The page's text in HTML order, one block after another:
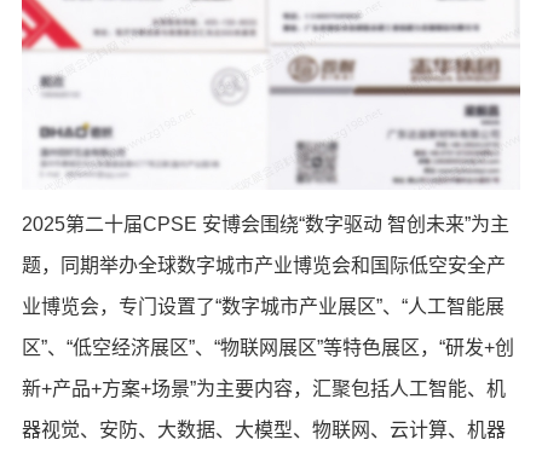
2025第二十届CPSE 安博会围绕“数字驱动 智创未来”为主
题，同期举办全球数字城市产业博览会和国际低空安全产
业博览会，专门设置了“数字城市产业展区”、“人工智能展
区”、“低空经济展区”、“物联网展区”等特色展区，“研发+创
新+产品+方案+场景”为主要内容，汇聚包括人工智能、机
器视觉、安防、大数据、大模型、物联网、云计算、机器